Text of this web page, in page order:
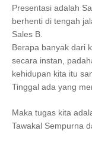
Presentasi adalah
berhenti di tengah
Sales B.
Berapa banyak dari
secara instan,
kehidupan kita itu
Tinggal ada yang
Maka tugas kita
Tawakal Sempurna